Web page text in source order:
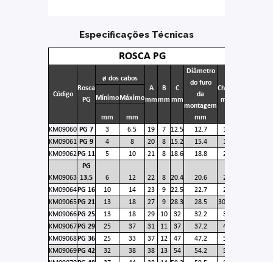
Especificações Técnicas
ROSCA PG
Código
Rosca
PG
ø dos cabos
A
mm
B
mm
C
mm
Diâmetro
do furo
da
montagem
mm
Chave
mm
Mínimo Máximo
mm
mm
KM09060 PG 7 3 6.5 19 7 12.5 12.7
14
KM09061 PG 9 4 8 20 8 15.2 15.4
18
KM09062 PG 11 5 10 21 8 18.6 18.8 20
KM09063
PG
13,5
6 12 22 8 20.4 20.6
22
KM09064 PG 16 10 14 23 9 22.5 22.7
24
KM09065 PG 21 13 18 27 9 28.3 28.5
30/32
KM09066 PG 25 13 18 29 10 32 32.2
35
KM09067 PG 29 25 37 31 11 37 37.2
40
KM09068 PG 36 25 33 37 12 47 47.2
50
KM09069 PG 42 32 38 38 13 54 54.2
57